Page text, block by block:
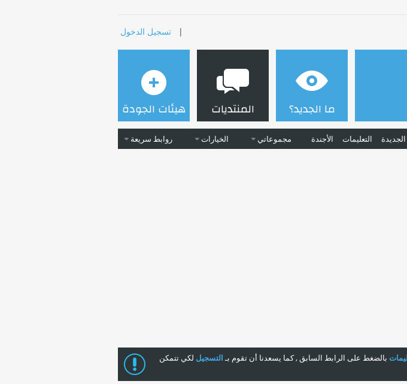
| تسجيل الدخول
ما الجديد؟ المنتديات
التعليمات الأجندة مجموعاتي الخيارات روابط سريعة
هيئات الجودة
بالضغط على الرابط السابق , كما يسعدنا أن تقوم بـالتسجيل لكي تتمكن